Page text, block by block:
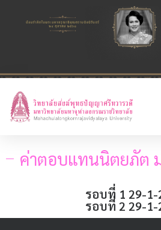
ค่าตอบแทนนิตยภัต
รอบที่ 1 29-1-
รอบที่ 2 29-1-